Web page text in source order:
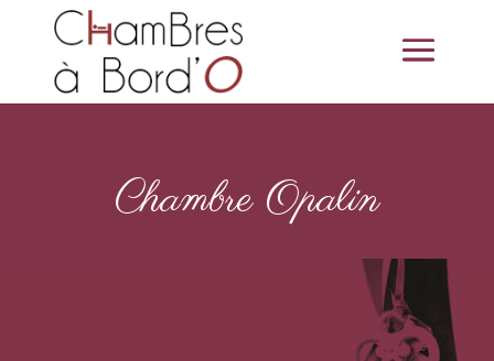
Chambre Opalin